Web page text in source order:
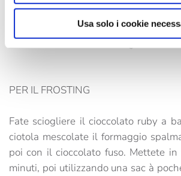
Usa solo i cookie
Quando sarà freddo utilizzando un
diametro 3 cm formate i mignon.
PER IL FROSTING
Fate sciogliere il cioccolato ruby a
ciotola mescolate il formaggio
poi con il cioccolato fuso. Mettete
minuti, poi utilizzando una sac à